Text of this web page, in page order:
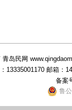
青岛民网
13335001170 邮箱：
备案
鲁